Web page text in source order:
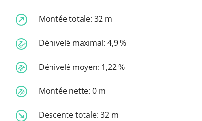
Montée totale: 32 m
Dénivelé maximal: 4,9 %
Dénivelé moyen: 1,22 %
Montée nette: 0 m
Descente totale: 32 m